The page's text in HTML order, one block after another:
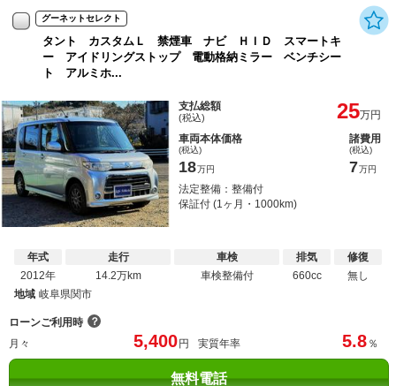
グーネットセレクト
タント カスタムＬ 禁煙車 ナビ ＨＩＤ スマートキ
ー アイドリングストップ 電動格納ミラー ベンチシー
ト アルミホ...
支払総額
(税込) 25万円
車両本体価格
(税込)
18万円
諸費用
(税込)
7万円
法定整備：整備付
保証付 (1ヶ月・1000km)
年式
2012年
走行
14.2万km
車検
車検整備付
排気
660cc
修復
無し
地域 岐阜県関市
ローンご利用時 ？
月々
5,400 円 実質年率 5.8 ％
無料電話